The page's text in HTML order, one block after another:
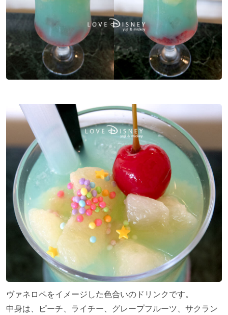
ヴァネロペをイメージした色合いのドリンクです。
中身は、ピーチ、ライチー、グレープフルーツ、サクラン